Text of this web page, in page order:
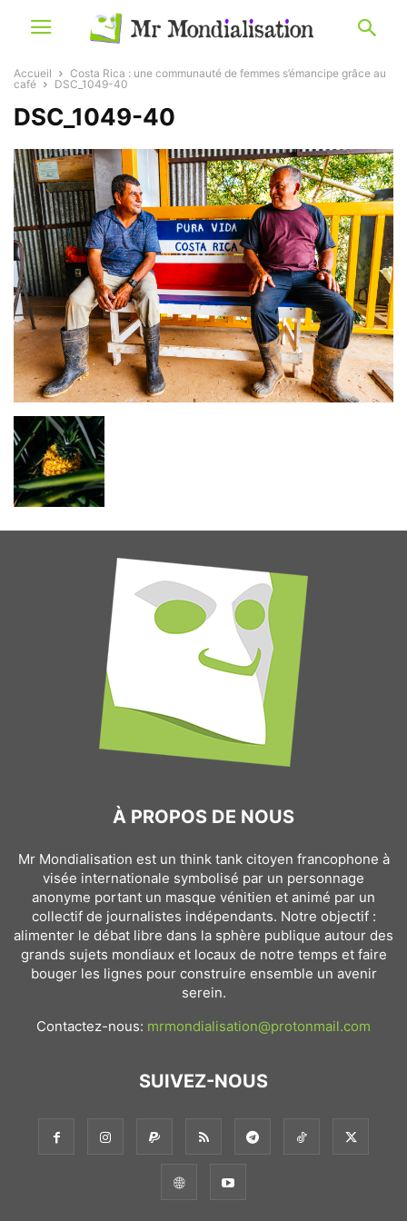
Accueil
Costa Rica : une communauté de femmes s’émancipe grâce au
café
DSC_1049-40
DSC_1049-40
À PROPOS DE NOUS
Mr Mondialisation est un think tank citoyen francophone à
visée internationale symbolisé par un personnage
anonyme portant un masque vénitien et animé par un
collectif de journalistes indépendants. Notre objectif :
alimenter le débat libre dans la sphère publique autour des
grands sujets mondiaux et locaux de notre temps et faire
bouger les lignes pour construire ensemble un avenir
serein.
Contactez-nous: mrmondialisation@protonmail.com
SUIVEZ-NOUS